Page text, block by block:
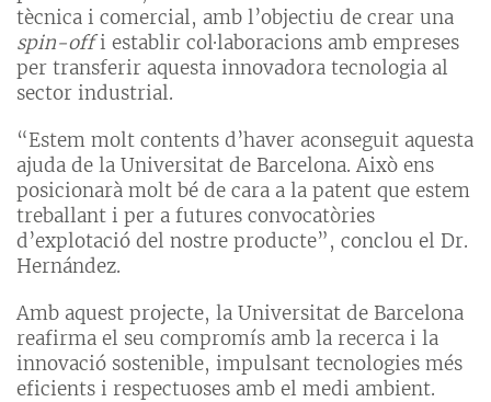
tècnica i comercial, amb l’objectiu de crear una
spin-offi establir col·laboracions amb empreses
per transferir aquesta innovadora tecnologia al
sector industrial.
“Estem molt contents d’haver aconseguit aquesta
ajuda de la Universitat de Barcelona. Això ens
posicionarà molt bé de cara a la patent que estem
treballant i per a futures convocatòries
d’explotació del nostre producte”, conclou el Dr.
Hernández.
Amb aquest projecte, la Universitat de Barcelona
reafirma el seu compromís amb la recerca i la
innovació sostenible, impulsant tecnologies més
eficients i respectuoses amb el medi ambient.